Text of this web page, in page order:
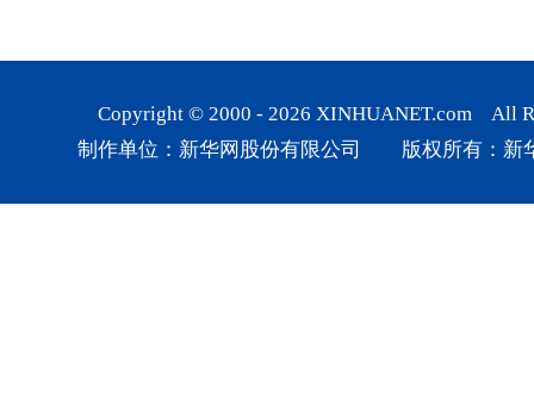
Copyright © 2000 - 2026 XINHUANET.com All
制作单位：新华网股份有限公司 版权所有：新